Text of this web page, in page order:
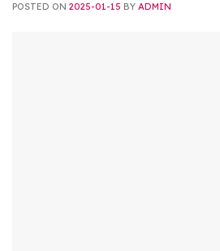
POSTED ON 2025-01-15 BY ADMIN